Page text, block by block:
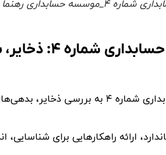
حسابداری رهنما رشت
ذخایر، بدهی‌های احتمالی و دارایی‌های احتمالی
احتمالی و دارایی‌های احتمالی می‌پردازد.
ارائه راهکارهایی برای